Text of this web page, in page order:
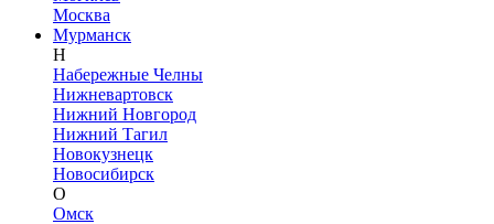
Москва
Мурманск
Н
Набережные Челны
Нижневартовск
Нижний Новгород
Нижний Тагил
Новокузнецк
Новосибирск
О
Омск